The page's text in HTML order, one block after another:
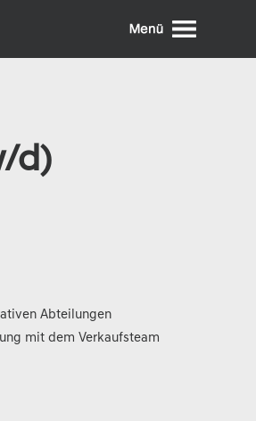
d)
Abteilungen
mit dem Verkaufsteam